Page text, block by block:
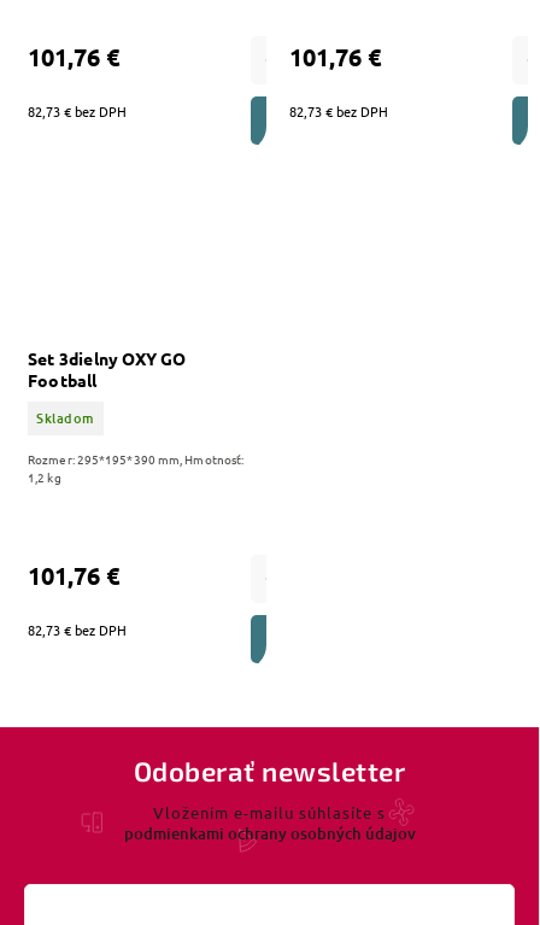
82,73 € bez DPH
101,76 €
DO KOŠÍKA
82,73 € bez DPH
101,76 €
Set 3dielny OXY GO
Football
Skladom
82,73 € bez DPH
101,76 €
Rozmer: 295*195*390 mm, Hmotnosť:
1,2 kg
Odoberať newsletter
Vložením e-mailu súhlasíte s
podmienkami ochrany osobných údajov